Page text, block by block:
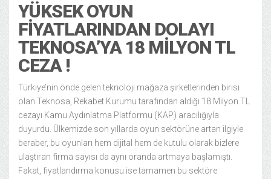
YÜKSEK OYUN
FIYATLARINDAN DOLAYI
TEKNOSA’YA 18 MILYON TL
CEZA !
Türkiye’nin önde gelen teknoloji mağaza şirketlerinden birisi
olan Teknosa, Rekabet Kurumu tarafından aldığı 18 Milyon TL
cezayı Kamu Aydınlatma Platformu (KAP) aracılığıyla
duyurdu. Ülkemizde son yıllarda oyun sektörüne artan ilgiyle
beraber, bu oyunları hem dijital hem de kutulu olarak bizlere
ulaştıran firma sayısı da aynı oranda artmaya başlamıştı.
Fakat, fiyatlandırma konusu ise tamamen bu sektöre